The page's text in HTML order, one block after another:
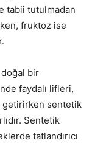
tabii tutulmadan
fruktoz ise
bir
faydalı lifleri,
getirirken sentetik
Sentetik
tatlandırıcı